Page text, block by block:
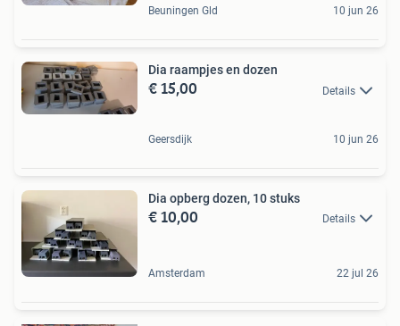
Beuningen Gld 10 jun 26
Dia raampjes en dozen
€ 15,00 Details
Geersdijk 10 jun 26
Dia opberg dozen, 10 stuks
€ 10,00 Details
Amsterdam 22 jul 26